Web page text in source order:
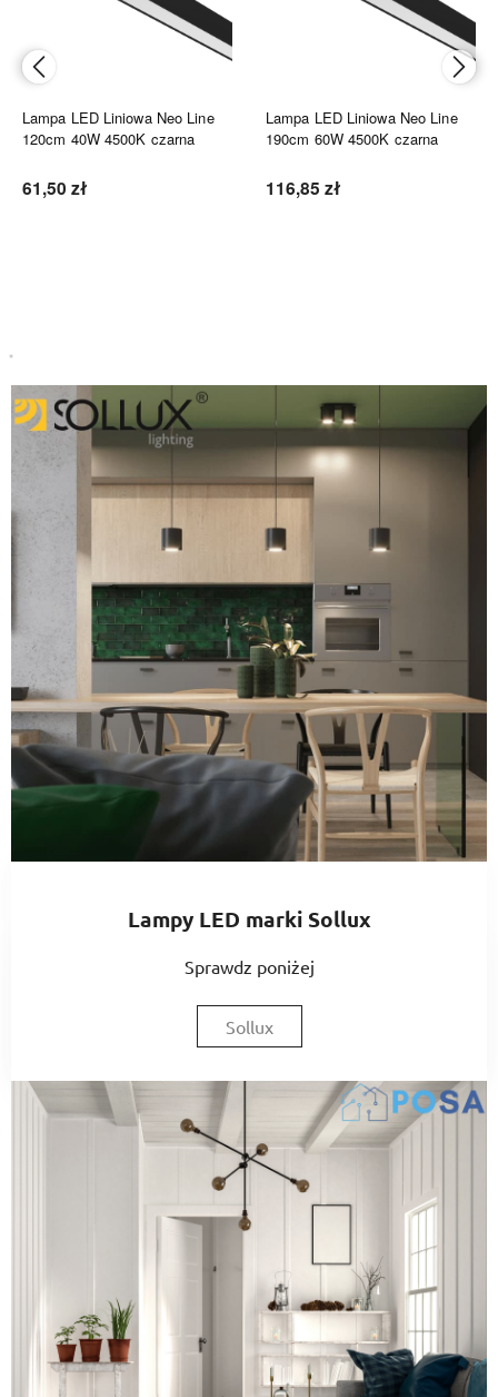
Lampa LED Liniowa Neo Line
120cm 40W 4500K czarna
61,50 zł
Lampa LED Liniowa Neo Line
190cm 60W 4500K czarna
116,85 zł
Lampy LED marki Sollux
Sprawdz poniżej
Sollux